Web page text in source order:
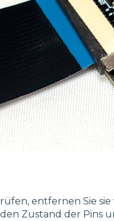
entfernen Sie sie
Zustand der Pins